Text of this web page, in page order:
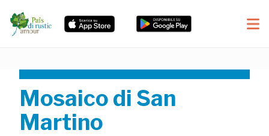
Mosaico di San
Martino